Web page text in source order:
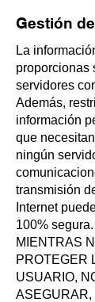
Gestión
La
proporcionas
servidores
Además,
información
que
ningún
transmisión
Internet
100%
MIENTRAS
PROTEGER
USUARIO,
ASEGURAR,